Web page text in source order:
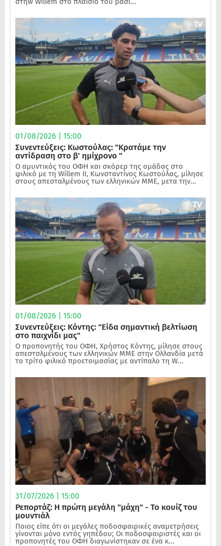
01/08/2026 | 15:00
Συνεντεύξεις: Κωστούλας: "Κρατάμε την
αντίδραση στο β' ημίχρονο "
Ο αμυντικός του ΟΦΗ και σκόρερ της ομάδας στο
φιλικό με τη Willem II, Κωνσταντίνος Κωστούλας, μίλησε
στους απεσταλμένους των ελληνικών ΜΜΕ, μετα την...
01/08/2026 | 15:00
Συνεντεύξεις: Κόντης: "Είδα σημαντική βελτίωση
στο παιχνίδι μας"
Ο προπονητής του ΟΦΗ, Χρήστος Κόντης, μίλησε στους
απεστσλμένους των ελληνικών ΜΜΕ στην Ολλανδία μετά
το τρίτο φιλικό προετοιμασίας με αντίπαλο τη W...
31/07/2026 | 15:00
Ρεπορτάζ: Η πρώτη μεγάλη "μάχη" - Το κουίζ του
μουντιάλ
Ποιος είπε ότι οι μεγάλες ποδοσφαιρικές αναμετρήσεις
γίνονται μόνο εντός γηπέδου; Οι ποδοσφαιριστές και οι
προπονητές του ΟΦΗ διαγωνίστηκαν σε ένα κ...